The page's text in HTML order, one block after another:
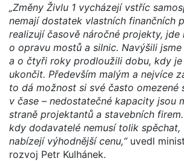
„Změny Živlu 1 vycházejí vstříc
nemají dostatek vlastních finančních
realizují časově náročné projekty, jde
o opravu mostů a silnic. Navýšili
a o čtyři roky prodloužili dobu, kdy
ukončit. Především malým a nejvíce
to dá možnost si své často omezené
v čase – nedostatečné kapacity jsou
straně projektantů a stavebních
kdy dodavatelé nemusí tolik spěchat,
nabízejí výhodnější cenu,“uvedl
rozvoj Petr Kulhánek.